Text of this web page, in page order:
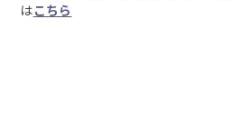
はこちら